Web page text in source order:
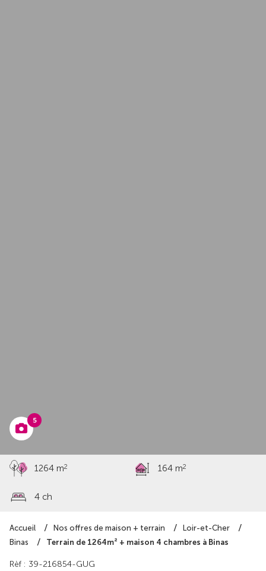
Accueil Nos offres de maison + terrain
Loir-et-Cher
Binas
Terrain de 1264m² + maison 4 chambres à Binas
5
1264 m2 164 m2
4 ch
Rèf : 39-216854-GUG